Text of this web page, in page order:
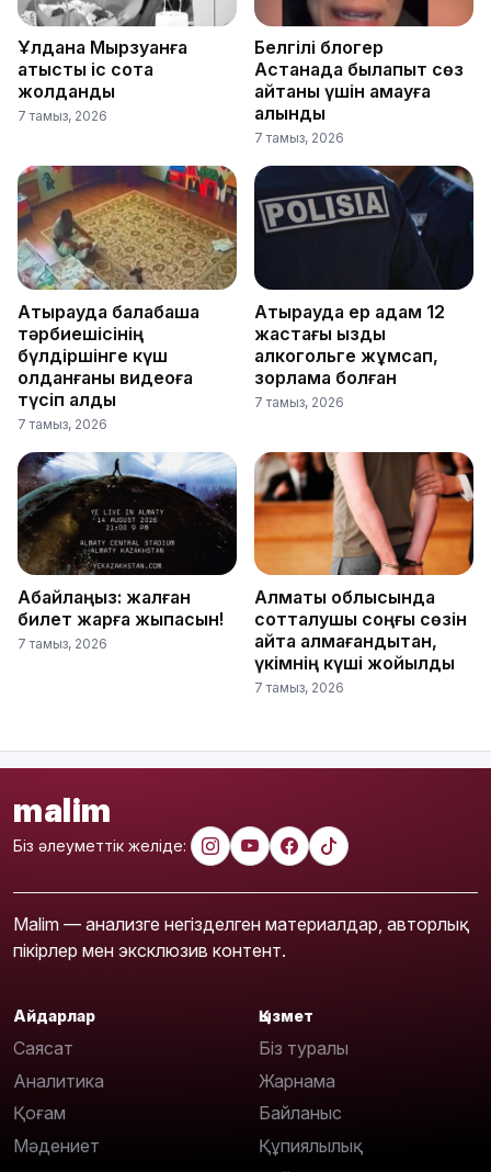
Ұлдана Мырзуанға
қатысты іс сотқа
жолданды
7 тамыз, 2026
Белгілі блогер
Астанада былапыт сөз
айтқаны үшін қамауға
алынды
7 тамыз, 2026
Атырауда балабақша
тәрбиешісінің
бүлдіршінге күш
қолданғаны видеоға
түсіп қалды
7 тамыз, 2026
Атырауда ер адам 12
жастағы қызды
алкогольге жұмсап,
зорламақ болған
7 тамыз, 2026
Абайлаңыз: жалған
билет жарға жықпасын!
7 тамыз, 2026
Алматы облысында
сотталушы соңғы сөзін
айта алмағандықтан,
үкімнің күші жойылды
7 тамыз, 2026
malim
Біз әлеуметтік желіде:
Malim — анализге негізделген материалдар, авторлық
пікірлер мен эксклюзив контент.
Айдарлар
Саясат
Аналитика
Қоғам
Мәдениет
Қызмет
Біз туралы
Жарнама
Байланыс
Құпиялылық